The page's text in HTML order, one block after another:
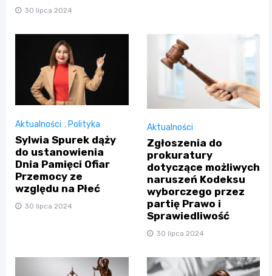
30 lipca 2024
Aktualności , Polityka
Sylwia Spurek dąży
do ustanowienia
Dnia Pamięci Ofiar
Przemocy ze
względu na Płeć
30 lipca 2024
Aktualności
Zgłoszenia do
prokuratury
dotyczące możliwych
naruszeń Kodeksu
wyborczego przez
partię Prawo i
Sprawiedliwość
30 lipca 2024